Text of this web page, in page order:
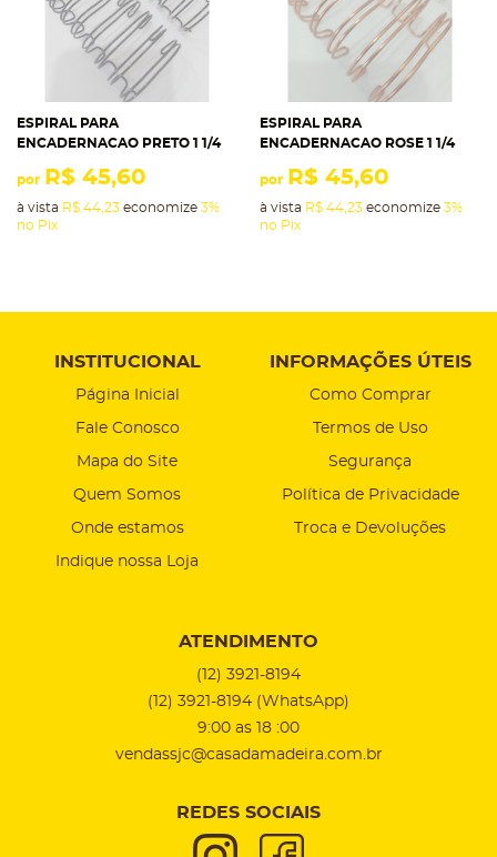
ESPIRAL PARA
ENCADERNACAO PRETO 1 1/4
por R$ 45,60
à vista R$ 44,23 economize 3%
no Pix
ESPIRAL PARA
ENCADERNACAO ROSE 1 1/4
por R$ 45,60
à vista R$ 44,23 economize 3%
no Pix
INSTITUCIONAL
Página Inicial
Fale Conosco
Mapa do Site
Quem Somos
Onde estamos
Indique nossa Loja
INFORMAÇÕES ÚTEIS
Como Comprar
Termos de Uso
Segurança
Política de Privacidade
Troca e Devoluções
ATENDIMENTO
(12) 3921-8194
(12) 3921-8194 (WhatsApp)
9:00 as 18 :00
vendassjc@casadamadeira.com.br
REDES SOCIAIS